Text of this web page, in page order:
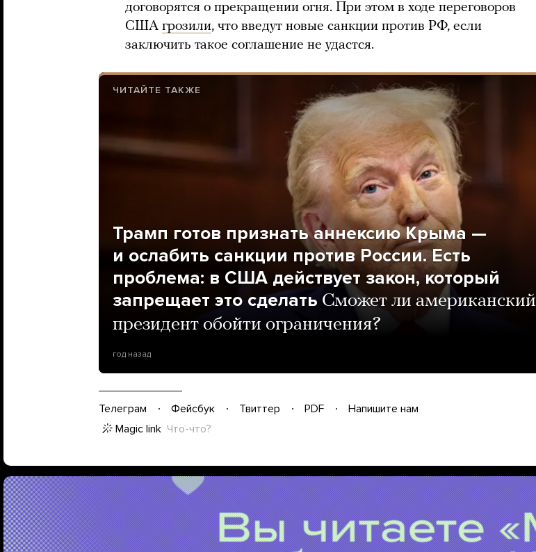
договорятся о прекращении огня. При этом в ходе переговоров
США грозили, что введут новые санкции против РФ, если
заключить такое соглашение не удастся.
ЧИТАЙТЕ ТАКЖЕ
Трамп готов признать аннексию Крыма —
и ослабить санкции против России. Есть
проблема: в США действует закон, который
запрещает это сделать Сможет ли американский
президент обойти ограничения?
год назад
Телеграм Фейсбук Твиттер PDF
Напишите нам
Magic link Что-что?